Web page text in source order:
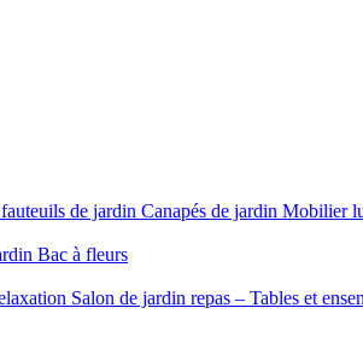
de jardin Canapés de jardin Mobilier
Bac à fleurs
Salon de jardin repas – Tables et